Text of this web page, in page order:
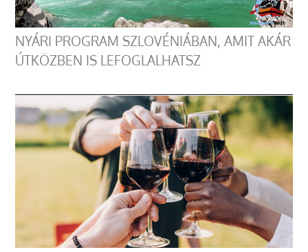
NYÁRI PROGRAM SZLOVÉNIÁBAN, AMIT AKÁR
ÚTKÖZBEN IS LEFOGLALHATSZ